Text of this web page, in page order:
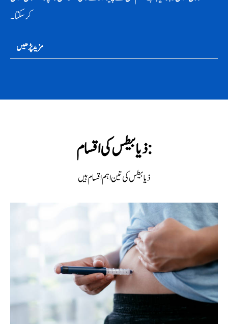
کرسکتا۔
مزید پڑھیں
ذیابیطس کی اقسام:
ذیابیطس کی تین اہم اقسام ہیں